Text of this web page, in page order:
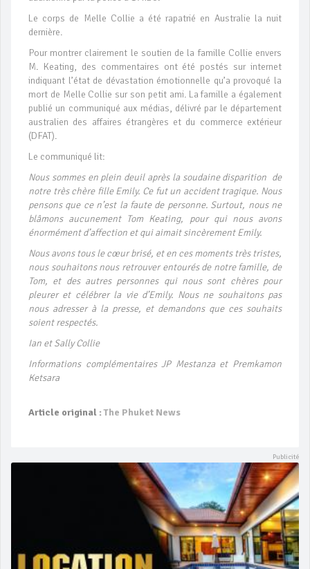
Le corps de Melle Collie a été rapatrié en Australie la nuit
dernière.
Pour montrer clairement le soutien de la famille Collie envers
M. Keating, des commentaires ont été postés sur internet
indiquant l’état de dévastation émotionnelle qu’a provoqué la
mort de Melle Collie sur son petit ami. La famille a également
publié un communiqué aux médias, délivré par le département
australien des affaires étrangères et du commerce extérieur
(DFAT).
Le communiqué lit:
Nous sommes en plein deuil après la soudaine disparition de
notre très chère fille Emily. Ce fut un accident tragique. Nous
pensons que ce n’est la faute de personne. Surtout, nous ne
blâmons aucunement Tom Keating, pour qui nous avons
énormément d’affection et qui aimait sincèrement Emily.
Nous avons tous le cœur brisé, et en ces moments très tristes,
nous souhaitons nous retrouver entourés de notre famille, de
Tom, et des autres personnes qui nous sont chères pour
pleurer et célébrer la vie d’Emily. Nous ne souhaitons pas
nous adresser à la presse, et demandons que ces souhaits
soient respectés.
Ian et Sally Collie
Informations complémentaires JP Mestanza et Premkamon
Ketsara
Article original :The Phuket News